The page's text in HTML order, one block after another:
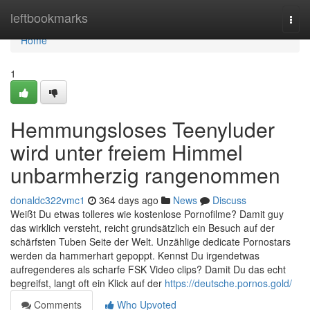
leftbookmarks
Home
Home
1
Hemmungsloses Teenyluder
wird unter freiem Himmel
unbarmherzig rangenommen
donaldc322vmc1 364 days ago News
Discuss
Weißt Du etwas tolleres wie kostenlose Pornofilme? Damit guy
das wirklich versteht, reicht grundsätzlich ein Besuch auf der
schärfsten Tuben Seite der Welt. Unzählige dedicate Pornostars
werden da hammerhart gepoppt. Kennst Du irgendetwas
aufregenderes als scharfe FSK Video clips? Damit Du das echt
begreifst, langt oft ein Klick auf der https://deutsche.pornos.gold/
Comments
Who Upvoted